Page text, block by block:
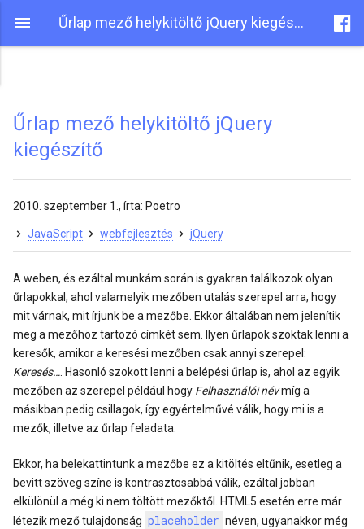
Űrlap mező helykitöltő jQuery kiegészítő
Űrlap mező helykitöltő jQuery
kiegészítő
2010. szeptember 1. , írta: Poetro
JavaScript webfejlesztés jQuery
A weben, és ezáltal munkám során is gyakran találkozok olyan
űrlapokkal, ahol valamelyik mezőben utalás szerepel arra, hogy
mit várnak, mit írjunk be a mezőbe. Ekkor általában nem jelenítik
meg a mezőhöz tartozó címkét sem. Ilyen űrlapok szoktak lenni a
keresők, amikor a keresési mezőben csak annyi szerepel:
Keresés… . Hasonló szokott lenni a belépési űrlap is, ahol az egyik
mezőben az szerepel például hogy Felhasználói névmíg a
másikban pedig csillagok, így egyértelművé válik, hogy mi is a
mezők, illetve az űrlap feladata.
Ekkor, ha belekattintunk a mezőbe ez a kitöltés eltűnik, esetleg a
bevitt szöveg színe is kontrasztosabbá válik, ezáltal jobban
elkülönül a még ki nem töltött mezőktől. HTML5 esetén erre már
létezik mező tulajdonság placeholder néven, ugyanakkor még